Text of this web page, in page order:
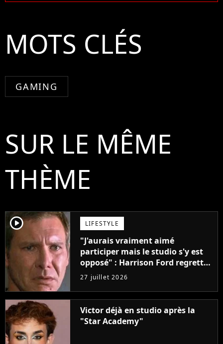
MOTS CLÉS
GAMING
SUR LE MÊME
THÈME
player2 LIFESTYLE
"J'aurais vraiment aimé
participer mais le studio s'y est
opposé" : Harrison Ford regrette
depuis 57 ans de ne pas avoir pu
jouer dans ce film culte
27 juillet 2026
Victor déjà en studio après la
"Star Academy"